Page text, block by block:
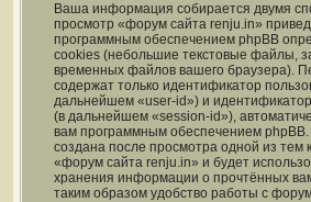
Ваша информация собирается двумя
просмотр «форум сайта renju.in»
программным обеспечением phpBB
cookies (небольшие текстовые файлы,
временных файлов вашего браузера).
содержат только идентификатор
дальнейшем «user-id») и
(в дальнейшем «session-id»),
вам программным обеспечением phpBB.
создана после просмотра одной из тем
«форум сайта renju.in» и будет
хранения информации о прочтённых
таким образом удобство работы с